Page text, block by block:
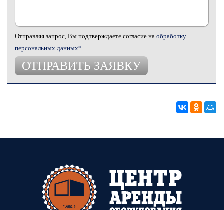
Отправляя запрос, Вы подтверждаете согласие на обработку
персональных данных*